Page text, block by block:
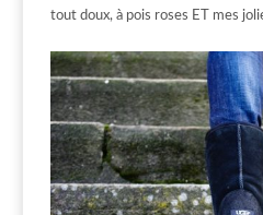
tout doux, à pois roses ET mes